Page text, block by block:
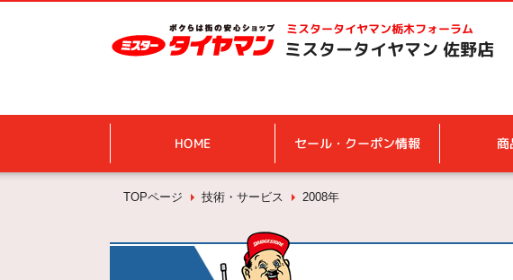
ミスタータイヤマン栃木フォーラム
ミスタータイヤマン 佐野店
HOME セール・クーポン情報 商
TOPページ 技術・サービス 2008年